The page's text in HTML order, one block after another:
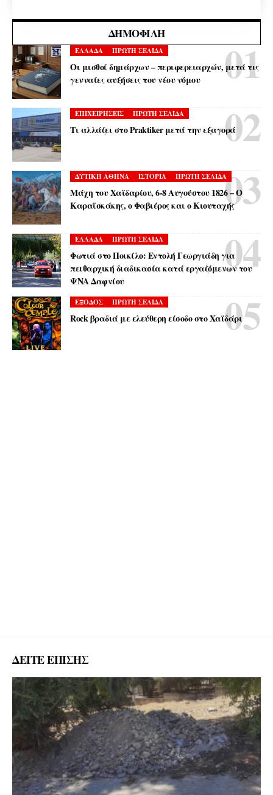
ΔΗΜΟΦΙΛΉ
ΕΛΛΑΔΑ ΠΡΩΤΗ ΣΕΛΙΔΑ
Οι μισθοί δημάρχων – περιφερειαρχών, μετά τις
γενναίες αυξήσεις του νέου νόμου
ΕΠΙΧΕΙΡΗΣΕΙΣ ΠΡΩΤΗ ΣΕΛΙΔΑ
Τι αλλάζει στο Praktiker μετά την εξαγορά
ΔΥΤΙΚΗ ΑΘΗΝΑ ΙΣΤΟΡΙΑ ΠΡΩΤΗ ΣΕΛΙΔΑ
Μάχη του Χαϊδαρίου, 6-8 Αυγούστου 1826 – Ο
Καραϊσκάκης, ο Φαβιέρος και ο Κιουταχής
ΕΛΛΑΔΑ ΠΡΩΤΗ ΣΕΛΙΔΑ
Φωτιά στο Ποικίλο: Εντολή Γεωργιάδη για
πειθαρχική διαδικασία κατά εργαζόμενων του
ΨΝΑ Δαφνίου
ΕΞΟΔΟΣ ΠΡΩΤΗ ΣΕΛΙΔΑ
Rock βραδιά με ελεύθερη είσοδο στο Χαϊδάρι
ΔΕΙΤΕ ΕΠΙΣΗΣ